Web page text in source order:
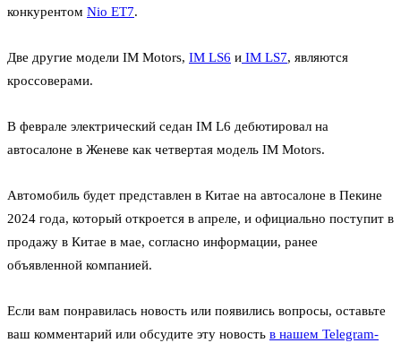
конкурентом Nio ET7.
Две другие модели IM Motors, IM LS6 и IM LS7, являются
кроссоверами.
В феврале электрический седан IM L6 дебютировал на
автосалоне в Женеве как четвертая модель IM Motors.
Автомобиль будет представлен в Китае на автосалоне в Пекине
2024 года, который откроется в апреле, и официально поступит в
продажу в Китае в мае, согласно информации, ранее
объявленной компанией.
Если вам понравилась новость или появились вопросы, оставьте
ваш комментарий или обсудите эту новость в нашем Telegram-